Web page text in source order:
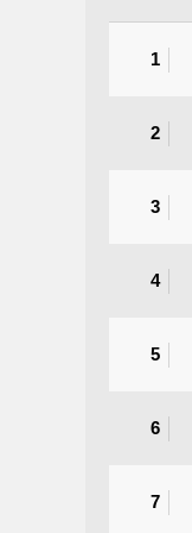
1
2
3
4
5
6
7